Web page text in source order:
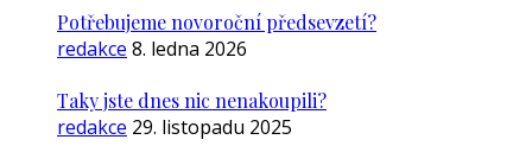
Potřebujeme novoroční předsevzetí?
redakce 8. ledna 2026
Taky jste dnes nic nenakoupili?
redakce 29. listopadu 2025